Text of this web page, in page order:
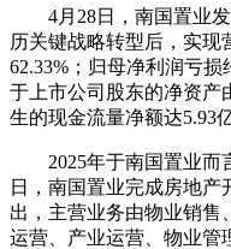
4月28日，南国置业
历关键战略转型后，实现
62.33%；归母净利润亏
于上市公司股东的净资产
生的现金流量净额达5.93
2025年于南国置业而
日，南国置业完成房地
出，主营业务由物业销售
运营、产业运营、物业管